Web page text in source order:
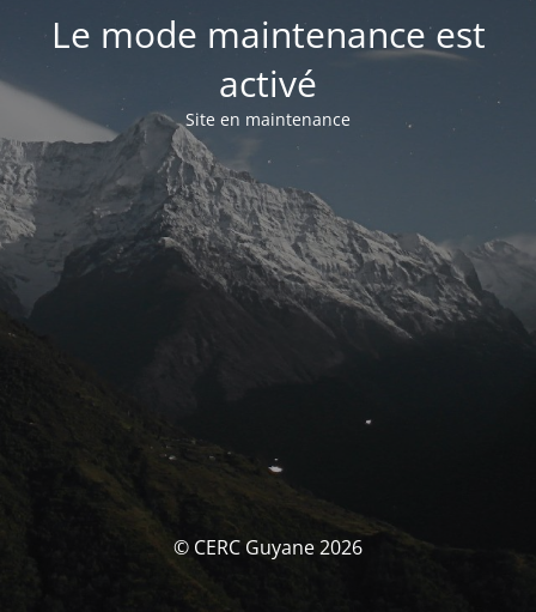
Le mode maintenance est
activé
Site en maintenance
© CERC Guyane 2026